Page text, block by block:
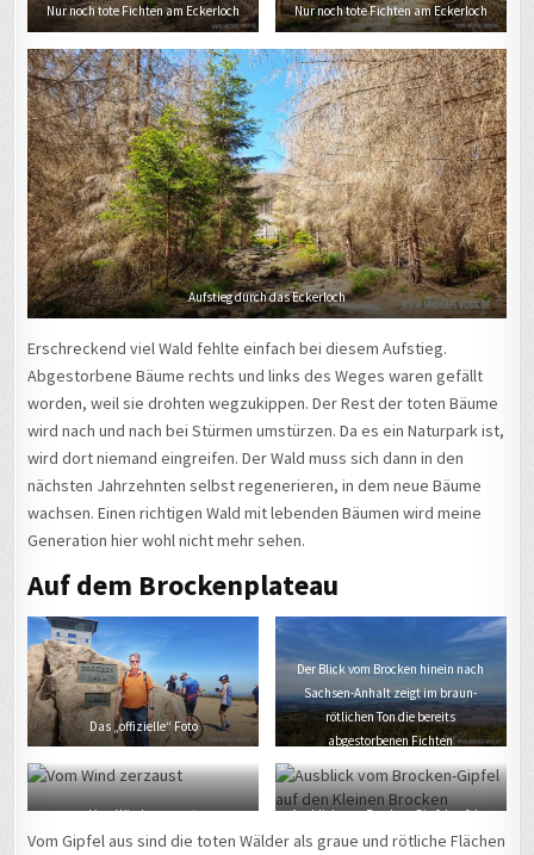
Nur noch tote Fichten am Eckerloch Nur noch tote Fichten am Eckerloch
Aufstieg durch das Eckerloch
Erschreckend viel Wald fehlte einfach bei diesem Aufstieg.
Abgestorbene Bäume rechts und links des Weges waren gefällt
worden, weil sie drohten wegzukippen. Der Rest der toten Bäume
wird nach und nach bei Stürmen umstürzen. Da es ein Naturpark ist,
wird dort niemand eingreifen. Der Wald muss sich dann in den
nächsten Jahrzehnten selbst regenerieren, in dem neue Bäume
wachsen. Einen richtigen Wald mit lebenden Bäumen wird meine
Generation hier wohl nicht mehr sehen.
Auf dem Brockenplateau
Das „offizielle“ Foto
Der Blick vom Brocken hinein nach
Sachsen-Anhalt zeigt im braun-
rötlichen Ton die bereits
abgestorbenen Fichten
Vom Wind zerzaust
Ausblick vom Brocken-Gipfel auf den
Kleinen Brocken
Vom Gipfel aus sind die toten Wälder als graue und rötliche Flächen